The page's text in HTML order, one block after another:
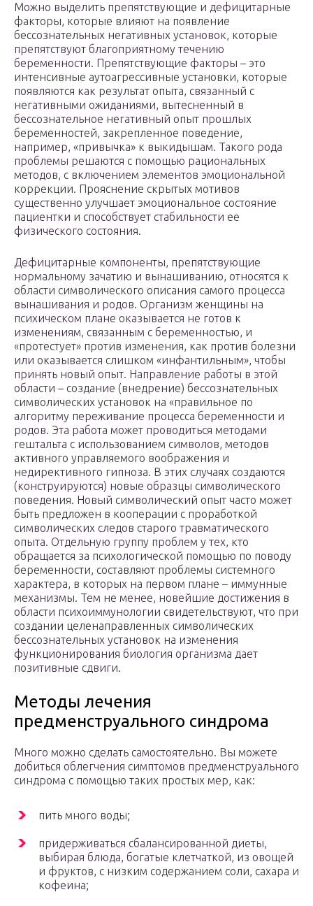
Можно выделить препятствующие и дефицитарные
факторы, которые влияют на появление
бессознательных негативных установок, которые
препятствуют благоприятному течению
беременности. Препятствующие факторы – это
интенсивные аутоагрессивные установки, которые
появляются как результат опыта, связанный с
негативными ожиданиями, вытесненный в
бессознательное негативный опыт прошлых
беременностей, закрепленное поведение,
например, «привычка» к выкидышам. Такого рода
проблемы решаются с помощью рациональных
методов, с включением элементов эмоциональной
коррекции. Прояснение скрытых мотивов
существенно улучшает эмоциональное состояние
пациентки и способствует стабильности ее
физического состояния.
Дефицитарные компоненты, препятствующие
нормальному зачатию и вынашиванию, относятся к
области символического описания самого процесса
вынашивания и родов. Организм женщины на
психическом плане оказывается не готов к
изменениям, связанным с беременностью, и
«протестует» против изменения, как против болезни
или оказывается слишком «инфантильным», чтобы
принять новый опыт. Направление работы в этой
области – создание (внедрение) бессознательных
символических установок на «правильное по
алгоритму переживание процесса беременности и
родов. Эта работа может проводиться методами
гештальта с использованием символов, методов
активного управляемого воображения и
недирективного гипноза. В этих случаях создаются
(конструируются) новые образцы символического
поведения. Новый символический опыт часто может
быть предложен в кооперации с проработкой
символических следов старого травматического
опыта. Отдельную группу проблем у тех, кто
обращается за психологической помощью по поводу
беременности, составляют проблемы системного
характера, в которых на первом плане – иммунные
механизмы. Тем не менее, новейшие достижения в
области психоиммунологии свидетельствуют, что при
создании целенаправленных символических
бессознательных установок на изменения
функционирования биология организма дает
позитивные сдвиги.
Методы лечения
предменструального синдрома
Много можно сделать самостоятельно. Вы можете
добиться облегчения симптомов предменструального
синдрома с помощью таких простых мер, как:
пить много воды;
придерживаться сбалансированной диеты,
выбирая блюда, богатые клетчаткой, из овощей
и фруктов, с низким содержанием соли, сахара и
кофеина;